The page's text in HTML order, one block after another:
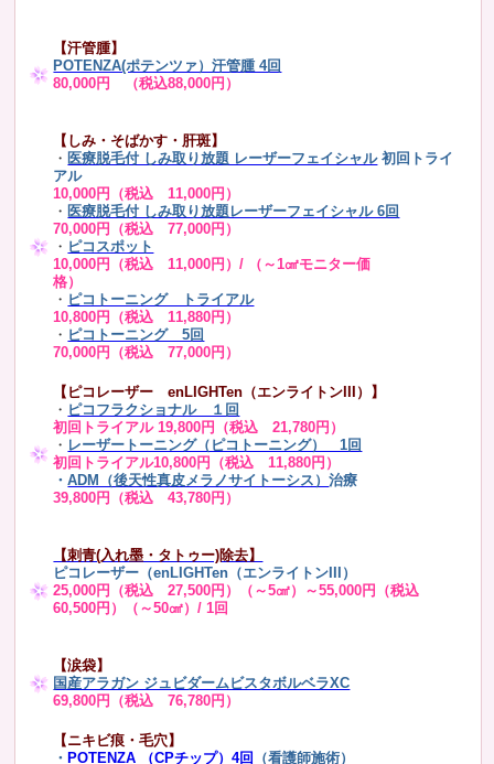
【汗管腫】
POTENZA(ポテンツァ）汗管腫 4回
80,000円 （税込88,000円）
【しみ・そばかす・肝斑】
・ 医療脱毛付 しみ取り放題 レーザーフェイシャル 初回トライ
アル
10,000円（税込 11,000円）
・ 医療脱毛付 しみ取り放題レーザーフェイシャル 6回
70,000円（税込 77,000円）
・ ピコスポット
10,000円（税込 11,000円）/ （～1㎠モニター価
格）
・ ピコトーニング トライアル
10,800円（税込 11,880円）
・ ピコトーニング 5回
70,000円（税込 77,000円）
【ピコレーザー enLIGHTen（エンライトンIII）】
・ ピコフラクショナル １回
初回トライアル 19,800円（税込 21,780円）
・ レーザートーニング（ピコトーニング） 1回
初回トライアル10,800円（税込 11,880円）
・ADM（後天性真皮メラノサイトーシス）治療
39,800円（税込 43,780円）
【刺青(入れ墨・タトゥー)除去】
ピコレーザー（enLIGHTen（エンライトンIII）
25,000円（税込 27,500円）（～5㎠）～55,000円（税込
60,500円）（～50㎠）/ 1回
【涙袋】
国産アラガン ジュビダームビスタボルベラXC
69,800円（税込 76,780円）
【ニキビ痕・毛穴】
・ POTENZA （CPチップ）4回 （看護師施術）